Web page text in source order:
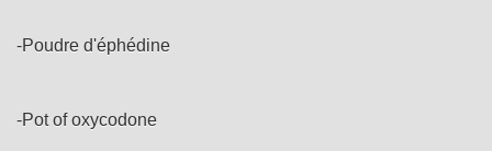
-Poudre d'éphédine
-Pot of oxycodone